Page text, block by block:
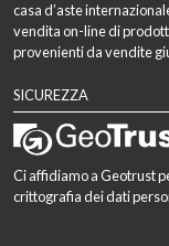
casa d’aste
vendita on-line di
provenienti da vendite
SICUREZZA
Ci affidiamo a Geotrust
crittografia dei dati